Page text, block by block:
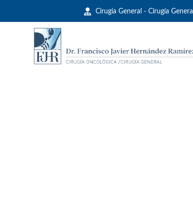
Cirugía General - Cirugía General